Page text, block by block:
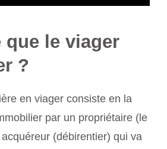
que le viager
?
en viager consiste en la
par un propriétaire (le
(débirentier) qui va